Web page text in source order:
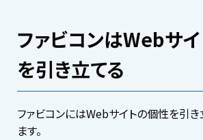
ファビコンはWebサ
を引き立てる
ファビコンにはWebサイトの個性を引
ます。